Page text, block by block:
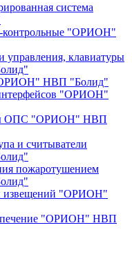
система
контрольные "ОРИОН"
управления, клавиатуры
НВП "Болид"
"ОРИОН"
ОПС "ОРИОН" НВП
и считыватели
пожаротушением
извещений "ОРИОН"
"ОРИОН" НВП